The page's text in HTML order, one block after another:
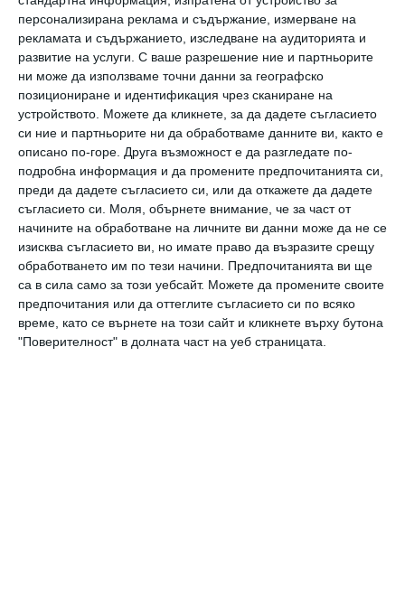
персонализирана реклама и съдържание, измерване на
рекламата и съдържанието, изследване на аудиторията и
развитие на услуги. С ваше разрешение ние и партньорите
ни може да използваме точни данни за географско
позициониране и идентификация чрез сканиране на
устройството. Можете да кликнете, за да дадете съгласието
си ние и партньорите ни да обработваме данните ви, както е
описано по-горе. Друга възможност е да разгледате по-
подробна информация и да промените предпочитанията си,
преди да дадете съгласието си, или да откажете да дадете
съгласието си.
Моля, обърнете внимание, че за част от
начините на обработване на личните ви данни може да не се
изисква съгласието ви, но имате право да възразите срещу
обработването им по тези начини. Предпочитанията ви ще
са в сила само за този уебсайт. Можете да промените своите
предпочитания или да оттеглите съгласието си по всяко
време, като се върнете на този сайт и кликнете върху бутона
"Поверителност" в долната част на уеб страницата.
Здраве
9 ранни признака на аутизъм
Главната задача на родителите е да ги
разпознаят
30 август 2023 г.